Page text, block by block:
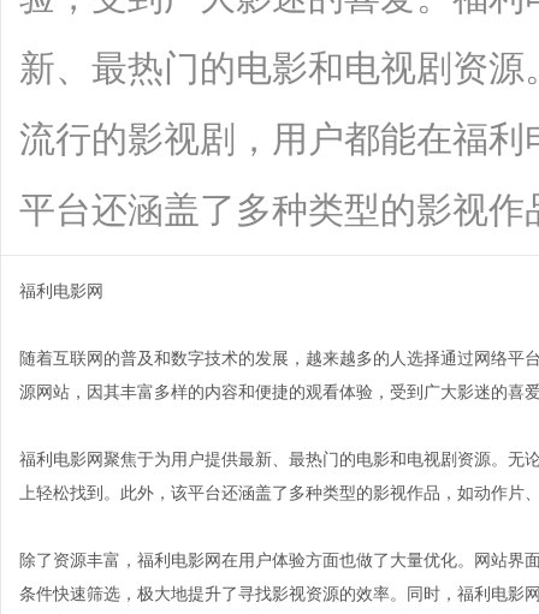
新、最热门的电影和电视剧资
流行的影视剧，用户都能在福
平台还涵盖了多种类型的影视作
福利电影网
随着互联网的普及和数字技术的发展，越来越多的人选择通过网络
源网站，因其丰富多样的内容和便捷的观看体验，受到广大影迷的喜
福利电影网聚焦于为用户提供最新、最热门的电影和电视剧资源。无
上轻松找到。此外，该平台还涵盖了多种类型的影视作品，如动作
除了资源丰富，福利电影网在用户体验方面也做了大量优化。网站
条件快速筛选，极大地提升了寻找影视资源的效率。同时，福利电影